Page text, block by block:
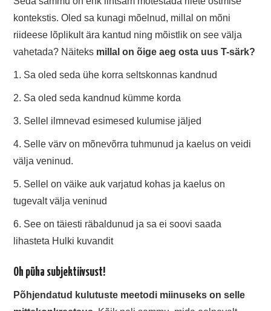
kontekstis. Oled sa kunagi mõelnud, millal on mõni
riideese lõplikult ära kantud ning mõistlik on see välja
vahetada? Näiteks millal on õige aeg osta uus T-särk?
1. Sa oled seda ühe korra seltskonnas kandnud
2. Sa oled seda kandnud kümme korda
3. Sellel ilmnevad esimesed kulumise jäljed
4. Selle värv on mõnevõrra tuhmunud ja kaelus on veidi
välja veninud.
5. Sellel on väike auk varjatud kohas ja kaelus on
tugevalt välja veninud
6. See on täiesti räbaldunud ja sa ei soovi saada
lihasteta Hulki kuvandit
Oh püha subjektiivsust!
Põhjendatud kulutuste meetodi miinuseks on selle